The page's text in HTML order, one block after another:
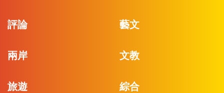
評論 藝文
兩岸 文教
旅遊 綜合